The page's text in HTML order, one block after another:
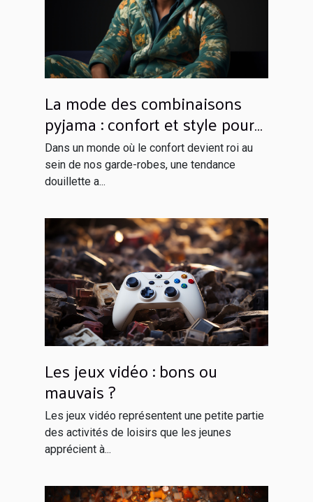
La mode des combinaisons
pyjama : confort et style pour
rester à la maison
Dans un monde où le confort devient roi au
sein de nos garde-robes, une tendance
douillette a...
Les jeux vidéo : bons ou
mauvais ?
Les jeux vidéo représentent une petite partie
des activités de loisirs que les jeunes
apprécient à...